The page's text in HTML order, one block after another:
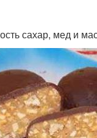
сахар, мед и